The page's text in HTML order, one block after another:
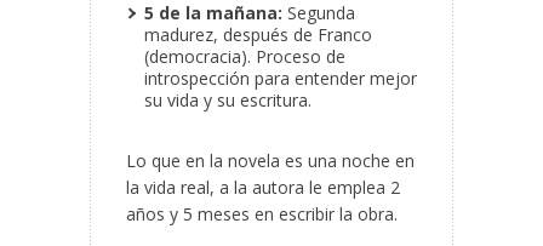
5 de la mañana: Segunda
madurez, después de Franco
(democracia). Proceso de
introspección para entender mejor
su vida y su escritura.
Lo que en la novela es una noche en
la vida real, a la autora le emplea 2
años y 5 meses en escribir la obra.